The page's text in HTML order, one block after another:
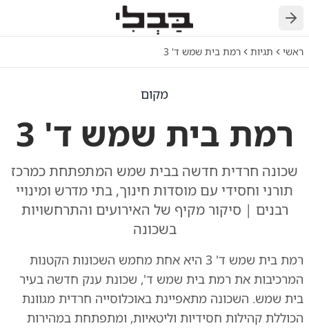
חזרה
ראשי תגיות רמת בית שמש ד' 3
מקום
רמת בית שמש ד' 3
שכונה חרדית חדשה בבית שמש המתפתחת כמרכז
תורני וחסידי עם מוסדות חינוך, בתי מדרש ומינויי
רבנים | סיקור מקיף של האירועים והתרחשויות
בשכונה
רמת בית שמש ד' 3 היא אחת מחמש השכונות הקטנות
המרכיבות את רמת בית שמש ד', שכונת ענק חדשה בעיר
בית שמש. השכונה מתאפיינת באוכלוסייה חרדית מגוונת
הכוללת קהילות חסידיות וליטאיות, ומתפתחת במהירות